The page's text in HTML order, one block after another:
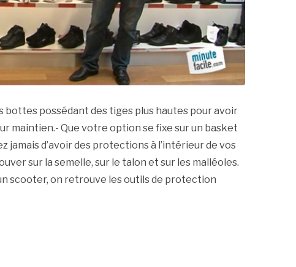
bottes possédant des tiges plus hautes pour avoir
maintien.- Que votre option se fixe sur un basket
d’avoir des protections à l’intérieur de vos
sur la semelle, sur le talon et sur les malléoles.
scooter, on retrouve les outils de protection